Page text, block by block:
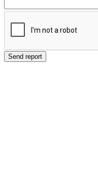
Send report